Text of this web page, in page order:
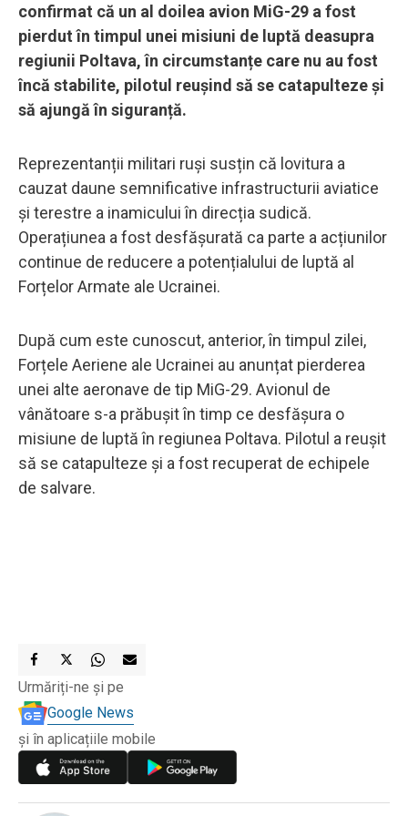
confirmat că un al doilea avion MiG-29 a fost
pierdut în timpul unei misiuni de luptă deasupra
regiunii Poltava, în circumstanțe care nu au fost
încă stabilite, pilotul reușind să se catapulteze și
să ajungă în siguranță.
Reprezentanții militari ruși susțin că lovitura a
cauzat daune semnificative infrastructurii aviatice
și terestre a inamicului în direcția sudică.
Operațiunea a fost desfășurată ca parte a acțiunilor
continue de reducere a potențialului de luptă al
Forțelor Armate ale Ucrainei.
După cum este cunoscut, anterior, în timpul zilei,
Forțele Aeriene ale Ucrainei au anunțat pierderea
unei alte aeronave de tip MiG-29. Avionul de
vânătoare s-a prăbușit în timp ce desfășura o
misiune de luptă în regiunea Poltava. Pilotul a reușit
să se catapulteze și a fost recuperat de echipele
de salvare.
Urmăriți-ne și pe
Google News
și în aplicațiile mobile